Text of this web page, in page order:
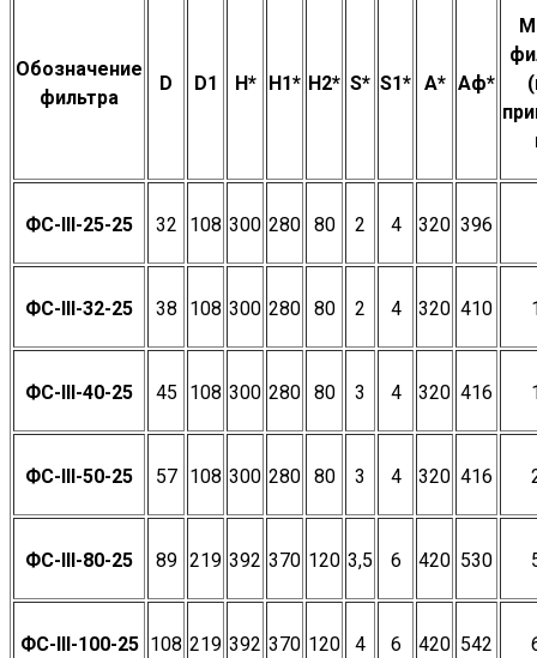
Обозначение
фильтра
D D1 H* H1* H2* S* S1* A* Aф*
ФС-III-25-25 32 108 300 280 80 2 4 320 396
ФС-III-32-25 38 108 300 280 80 2 4 320 410
ФС-III-40-25 45 108 300 280 80 3 4 320 416
ФС-III-50-25 57 108 300 280 80 3 4 320 416
ФС-III-80-25 89 219 392 370 120 3,5 6 420 530
ФС-III-100-25 108 219 392 370 120 4 6 420 542